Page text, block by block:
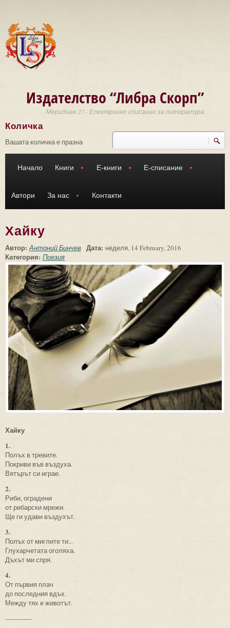
Издателство “Либра Скорп”
Меридиан 27 - Електронно списание за литература
Търси
Количка
Вашата количка е празна
Начало Книги Е-книги Е-списание
Автори За нас Контакти
Хайку
Автор:Антоний Бинчев Дата: неделя, 14 February, 2016
Категория: Поезия
Хайку
1.
Полъх в тревите.
Покриви във въздуха.
Вятърът си играе.
2.
Риби, оградени
от рибарски мрежи.
Ще ги удави въздухът.
3.
Полъх от миглите ти...
Глухарчетата оголяха.
Дъхът ми спря.
4.
От първия плач
до последния вдъх.
Между тях е животът.
-------------